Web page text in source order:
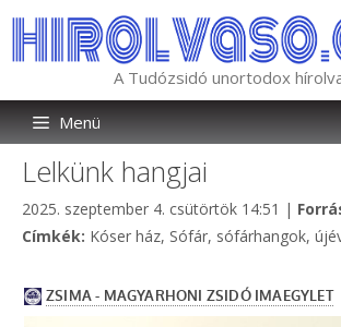
tartalomba
A Tudózsidó unortodox
Menü
Lelkünk hangjai
2025. szeptember 4. csütörtök 14:51 |
Címkék: Címkék
Kóser ház, Sófár, sófárhangok,